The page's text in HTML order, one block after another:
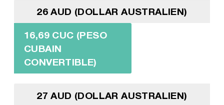
26 AUD (DOLLAR AUSTRALIEN)
16,69 CUC (PESO
CUBAIN
CONVERTIBLE)
27 AUD (DOLLAR AUSTRALIEN)